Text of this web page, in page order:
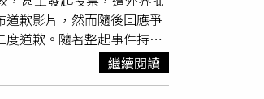
期待國民黨籍議員、鄉鎮市
的接納，他會為宜蘭貢獻
局長、立委、檢察官，行
，他走訪宜蘭十二鄉鎮，
青食堂補助款，也會致力為
年齡，在工作和社會上繼
」四主角之一奇犽的爺爺
，讓漫迷印象深刻。
節目特邀「說唱好友」、
現「有點無聊」、「很普
評語，盛宇完全不買單，
，妄自揣測」，多次要對方
歉影片，然而隨後回應爭
道歉。隨著整起事件持續
，也首度正面回應外界對
也讓不少人感到不舒服。」
繼續閱讀